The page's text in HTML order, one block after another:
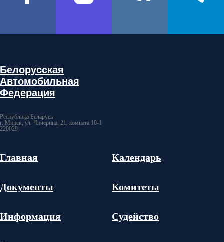
Белорусская
Автомобильная
Федерация
Республика Беларусь
г. Минск, ул. Чичерина, 21, комната 10-1
220029
Главная
Документы
Информация
Календарь
Комитеты
Судейство